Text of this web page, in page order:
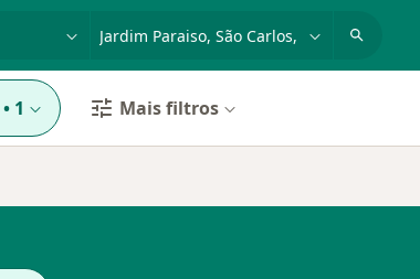
• 1 Mais filtros